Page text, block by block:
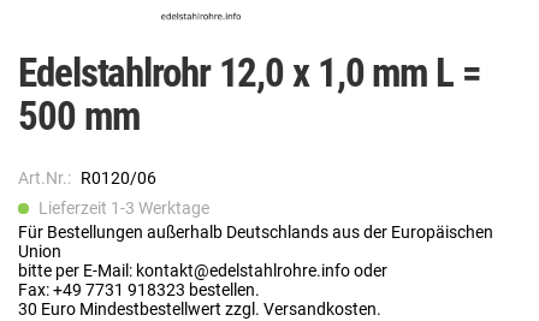
Edelstahlrohr 12,0 x 1,0 mm L =
500 mm
Art.Nr.: R0120/06
Lieferzeit 1-3 Werktage
Für Bestellungen außerhalb Deutschlands aus der Europäischen
Union
bitte per E-Mail: kontakt@edelstahlrohre.info oder
Fax: +49 7731 918323 bestellen.
30 Euro Mindestbestellwert zzgl. Versandkosten.